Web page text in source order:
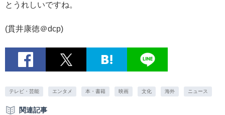
とうれしいですね。
(貫井康徳＠dcp)
テレビ・芸能 エンタメ 本・書籍 映画 文化 海外 ニュース
関連記事